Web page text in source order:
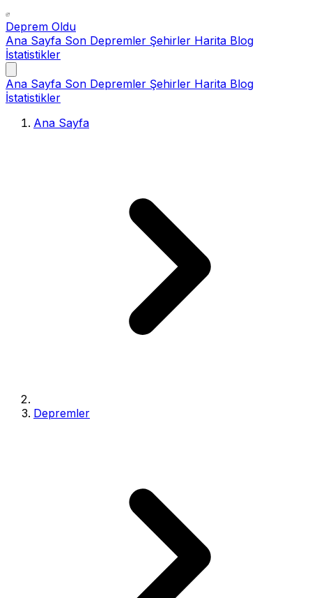
Deprem Oldu
Ana Sayfa Son Depremler Şehirler Harita Blog
İstatistikler
Ana Sayfa Son Depremler Şehirler Harita Blog
İstatistikler
Ana Sayfa
Depremler